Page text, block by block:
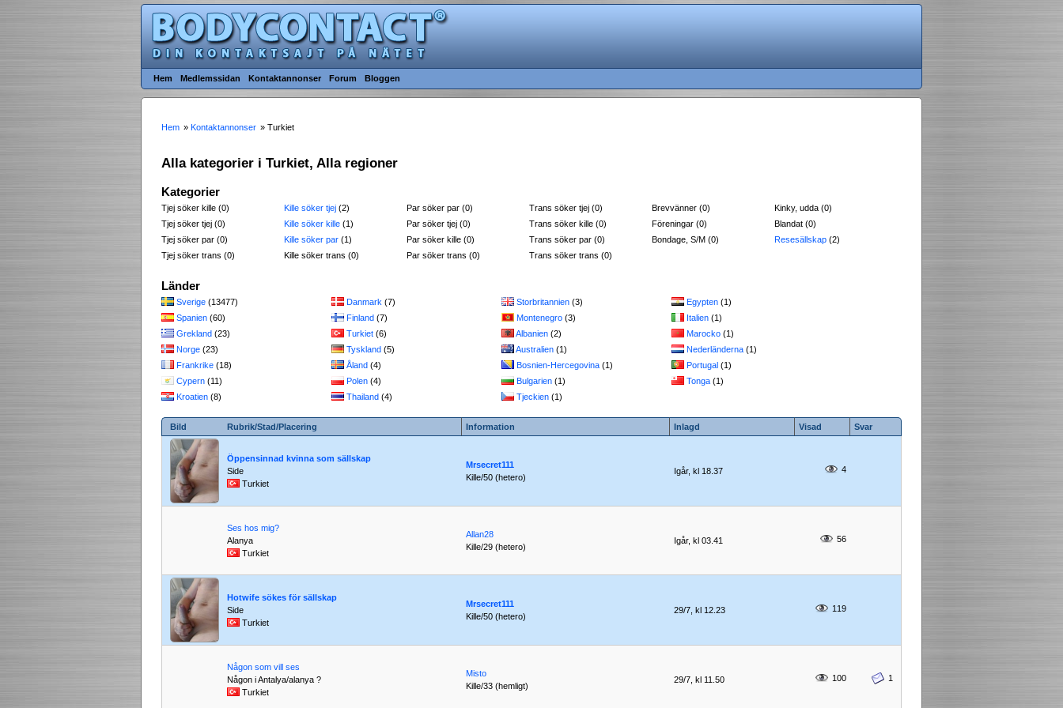
Hem Medlemssidan Kontaktannonser Forum Bloggen
Hem » Kontaktannonser » Turkiet
Alla kategorier i Turkiet, Alla regioner
Kategorier
Tjej söker kille (0)
Tjej söker tjej (0)
Tjej söker par (0)
Tjej söker trans (0)
Kille söker tjej (2)
Kille söker kille (1)
Kille söker par (1)
Kille söker trans (0)
Par söker par (0)
Par söker tjej (0)
Par söker kille (0)
Par söker trans (0)
Trans söker tjej (0)
Trans söker kille (0)
Trans söker par (0)
Trans söker trans (0)
Brevvänner (0)
Föreningar (0)
Bondage, S/M (0)
Kinky, udda (0)
Blandat (0)
Resesällskap (2)
Länder
Sverige (13477)
Spanien (60)
Grekland (23)
Norge (23)
Frankrike (18)
Cypern (11)
Kroatien (8)
Danmark (7)
Finland (7)
Turkiet (6)
Tyskland (5)
Åland (4)
Polen (4)
Thailand (4)
Storbritannien (3)
Montenegro (3)
Albanien (2)
Australien (1)
Bosnien-Hercegovina (1)
Bulgarien (1)
Tjeckien (1)
Egypten (1)
Italien (1)
Marocko (1)
Nederländerna (1)
Portugal (1)
Tonga (1)
Bild Rubrik/Stad/Placering Information Inlagd Visad Svar
Öppensinnad kvinna som sällskap
Side
Turkiet
Mrsecret111
Kille/50 (hetero)
Igår, kl 18.37 4
Ses hos mig?
Alanya
Turkiet
Allan28
Kille/29 (hetero)
Igår, kl 03.41 56
Hotwife sökes för sällskap
Side
Turkiet
Mrsecret111
Kille/50 (hetero)
29/7, kl 12.23 119
Någon som vill ses
Någon i Antalya/alanya ?
Turkiet
Misto
Kille/33 (hemligt)
29/7, kl 11.50 100 1